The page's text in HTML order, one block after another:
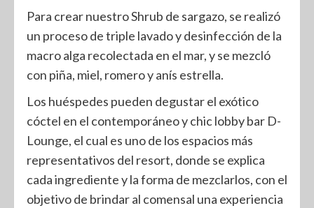
Para crear nuestro Shrub de sargazo, se realizó
un proceso de triple lavado y desinfección de la
macro alga recolectada en el mar, y se mezcló
con piña, miel, romero y anís estrella.
Los huéspedes pueden degustar el exótico
cóctel en el contemporáneo y chic lobby bar D-
Lounge, el cual es uno de los espacios más
representativos del resort, donde se explica
cada ingrediente y la forma de mezclarlos, con el
objetivo de brindar al comensal una experiencia